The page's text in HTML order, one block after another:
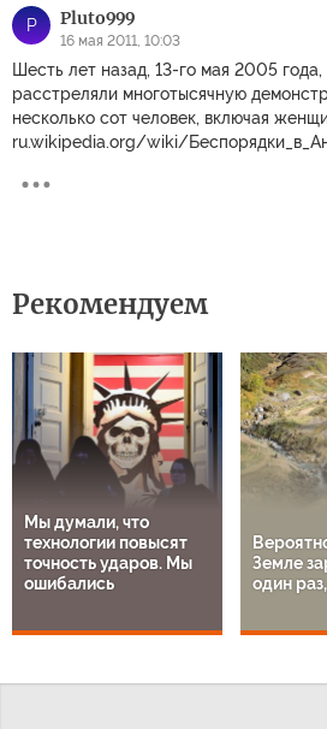
P Pluto999
16 мая 2011, 10:03
Шесть лет назад, 13-го мая 2005 года,
расстреляли многотысячную
несколько сот человек, включая
ru.wikipedia.org/wiki/
Рекомендуем
Мы думали, что
технологии повысят
точность ударов. Мы
ошибались
Земле
один